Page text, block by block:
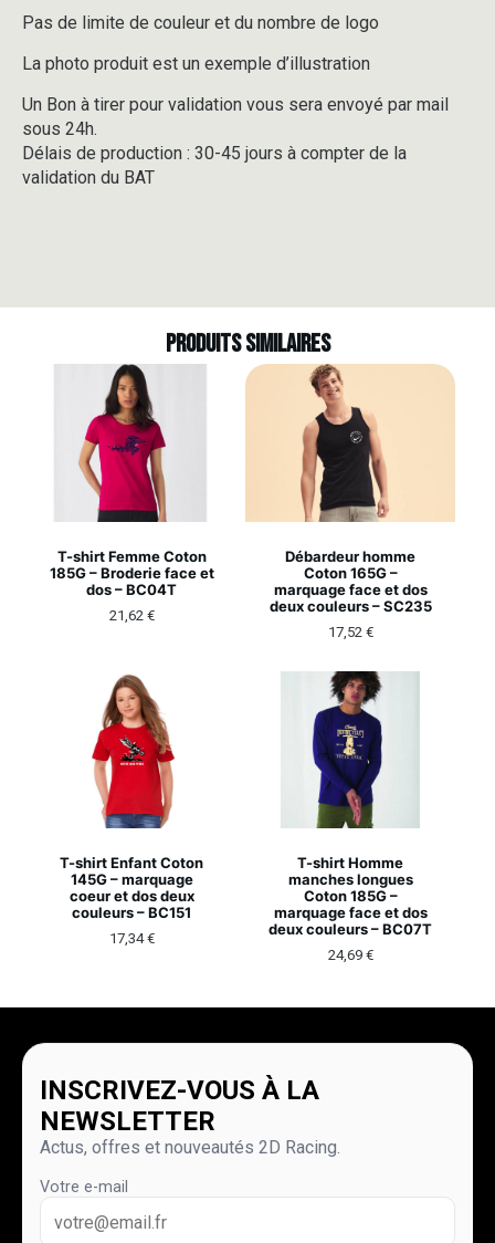
Pas de limite de couleur et du nombre de logo
La photo produit est un exemple d’illustration
Un Bon à tirer pour validation vous sera envoyé par mail
sous 24h.
Délais de production : 30-45 jours à compter de la
validation du BAT
Produits similaires
T-shirt Femme Coton
185G – Broderie face et
dos – BC04T
21,62 €
Débardeur homme
Coton 165G –
marquage face et dos
deux couleurs – SC235
17,52 €
T-shirt Enfant Coton
145G – marquage
coeur et dos deux
couleurs – BC151
17,34€
T-shirt Homme
manches longues
Coton 185G –
marquage face et dos
deux couleurs – BC07T
24,69 €
INSCRIVEZ-VOUS À LA
NEWSLETTER
Actus, offres et nouveautés 2D Racing.
Votre e-mail